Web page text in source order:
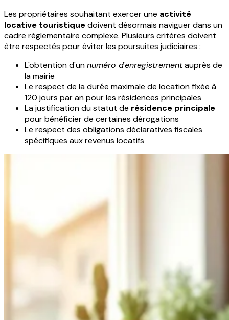
Les propriétaires souhaitant exercer une activité
locative touristiquedoivent désormais naviguer dans un
cadre réglementaire complexe. Plusieurs critères doivent
être respectés pour éviter les poursuites judiciaires :
L'obtention d'unnuméro d'enregistrementauprès de
la mairie
Le respect de la durée maximale de location fixée à
120 jours par an pour les résidences principales
La justification du statut de résidence principale
pour bénéficier de certaines dérogations
Le respect des obligations déclaratives fiscales
spécifiques aux revenus locatifs